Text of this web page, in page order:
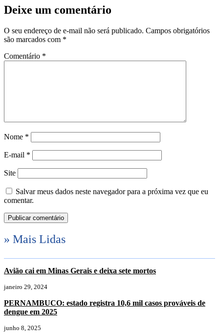
Deixe um comentário
O seu endereço de e-mail não será publicado. Campos obrigatórios
são marcados com *
Comentário *
Nome *
E-mail *
Site
Salvar meus dados neste navegador para a próxima vez que eu
comentar.
» Mais Lidas
Avião cai em Minas Gerais e deixa sete mortos
janeiro 29, 2024
PERNAMBUCO: estado registra 10,6 mil casos prováveis de
dengue em 2025
junho 8, 2025